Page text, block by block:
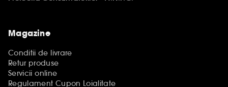
Magazine
Conditii de livrare
Retur produse
Servicii online
Regulament Cupon Loialitate